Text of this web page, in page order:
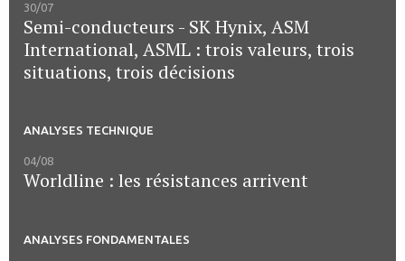
30/07
Semi-conducteurs - SK Hynix, ASM
International, ASML : trois valeurs, trois
situations, trois décisions
ANALYSES TECHNIQUE
04/08
Worldline : les résistances arrivent
ANALYSES FONDAMENTALES